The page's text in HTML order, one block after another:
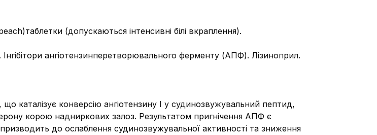
(допускаються інтенсивні білі вкраплення).
ангіотензинперетворювального ферменту (АПФ). Лізиноприл.
каталізує конверсію ангіотензину І у судинозвужувальний пептид,
корою надниркових залоз. Результатом пригнічення АПФ є
до ослаблення судинозвужувальної активності та зниження